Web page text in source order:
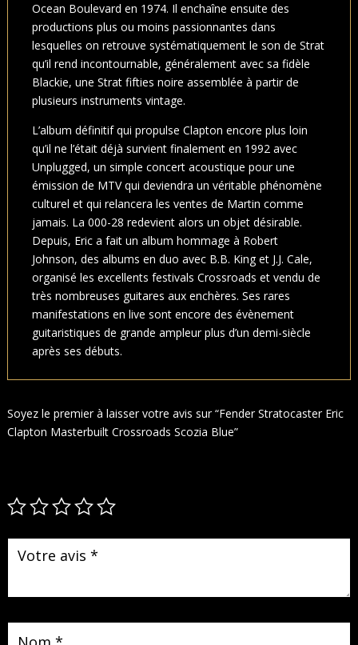
Ocean Boulevard en 1974. Il enchaîne ensuite des
productions plus ou moins passionnantes dans
lesquelles on retrouve systématiquement le son de Strat
qu’il rend incontournable, généralement avec sa fidèle
Blackie, une Strat fifties noire assemblée à partir de
plusieurs instruments vintage.
L’album définitif qui propulse Clapton encore plus loin
qu’il ne l’était déjà survient finalement en 1992 avec
Unplugged, un simple concert acoustique pour une
émission de MTV qui deviendra un véritable phénomène
culturel et qui relancera les ventes de Martin comme
jamais. La 000-28 redevient alors un objet désirable.
Depuis, Eric a fait un album hommage à Robert
Johnson, des albums en duo avec B.B. King et J.J. Cale,
organisé les excellents festivals Crossroads et vendu de
très nombreuses guitares aux enchères. Ses rares
manifestations en live sont encore des évènement
guitaristiques de grande ampleur plus d’un demi-siècle
après ses débuts.
Soyez le premier à laisser votre avis sur “Fender Stratocaster Eric
Clapton Masterbuilt Crossroads Scozia Blue”